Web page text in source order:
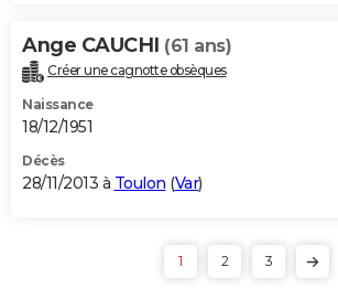
Ange CAUCHI (61 ans)
Créer une cagnotte obsèques
Naissance
18/12/1951
Décès
28/11/2013 à Toulon (Var)
1 2 3